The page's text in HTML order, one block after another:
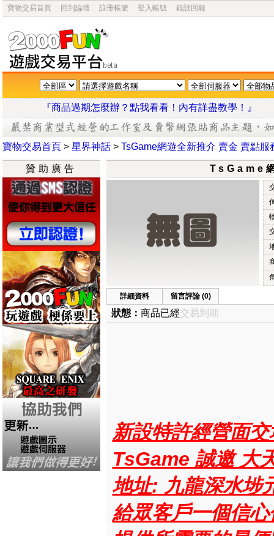
寶物交易首頁 回到論壇 註冊帳號 登入帳號 錯誤回報
『商品過期怎麼辦？點我看看！內有詳盡教學
寶物交易首頁> 星界神話> TsGame網遊全新推介 賣金 賣點服
贊助廣告 TsGame
詳細資料 留言評論 (0)
狀態： 商品已經交易到期
新設特許經營面交
TsGame 誠邀 大
地址: 九龍深水埗
給眾客戶一個信